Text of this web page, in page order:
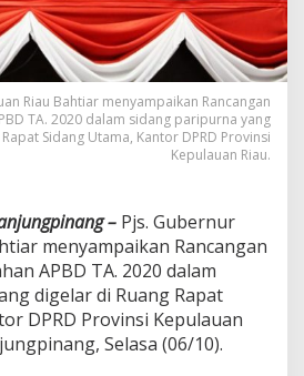
Riau Bahtiar menyampaikan Rancangan
TA. 2020 dalam sidang paripurna yang
Sidang Utama, Kantor DPRD Provinsi
Kepulauan Riau.
– Pjs. Gubernur
menyampaikan Rancangan
APBD TA. 2020 dalam
digelar di Ruang Rapat
DPRD Provinsi Kepulauan
Selasa (06/10).